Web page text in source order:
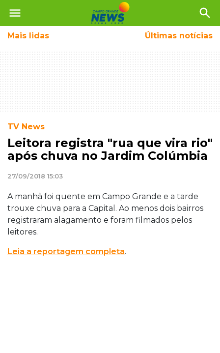
menu search
Mais lidas Últimas notícias
TV News
Leitora registra "rua que vira rio"
após chuva no Jardim Colúmbia
27/09/2018 15:03
A manhã foi quente em Campo Grande e a tarde
trouxe chuva para a Capital. Ao menos dois bairros
registraram alagamento e foram filmados pelos
leitores.
Leia a reportagem completa.